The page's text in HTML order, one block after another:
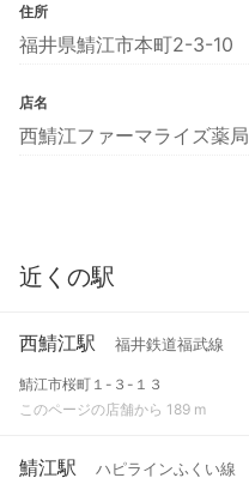
住所
福井県鯖江市本町2-3-10
店名
西鯖江ファーマライズ薬局
近くの駅
西鯖江駅 福井鉄道福武線
鯖江市桜町１-３-１３
このページの店舗から 189 m
鯖江駅 ハピラインふくい線